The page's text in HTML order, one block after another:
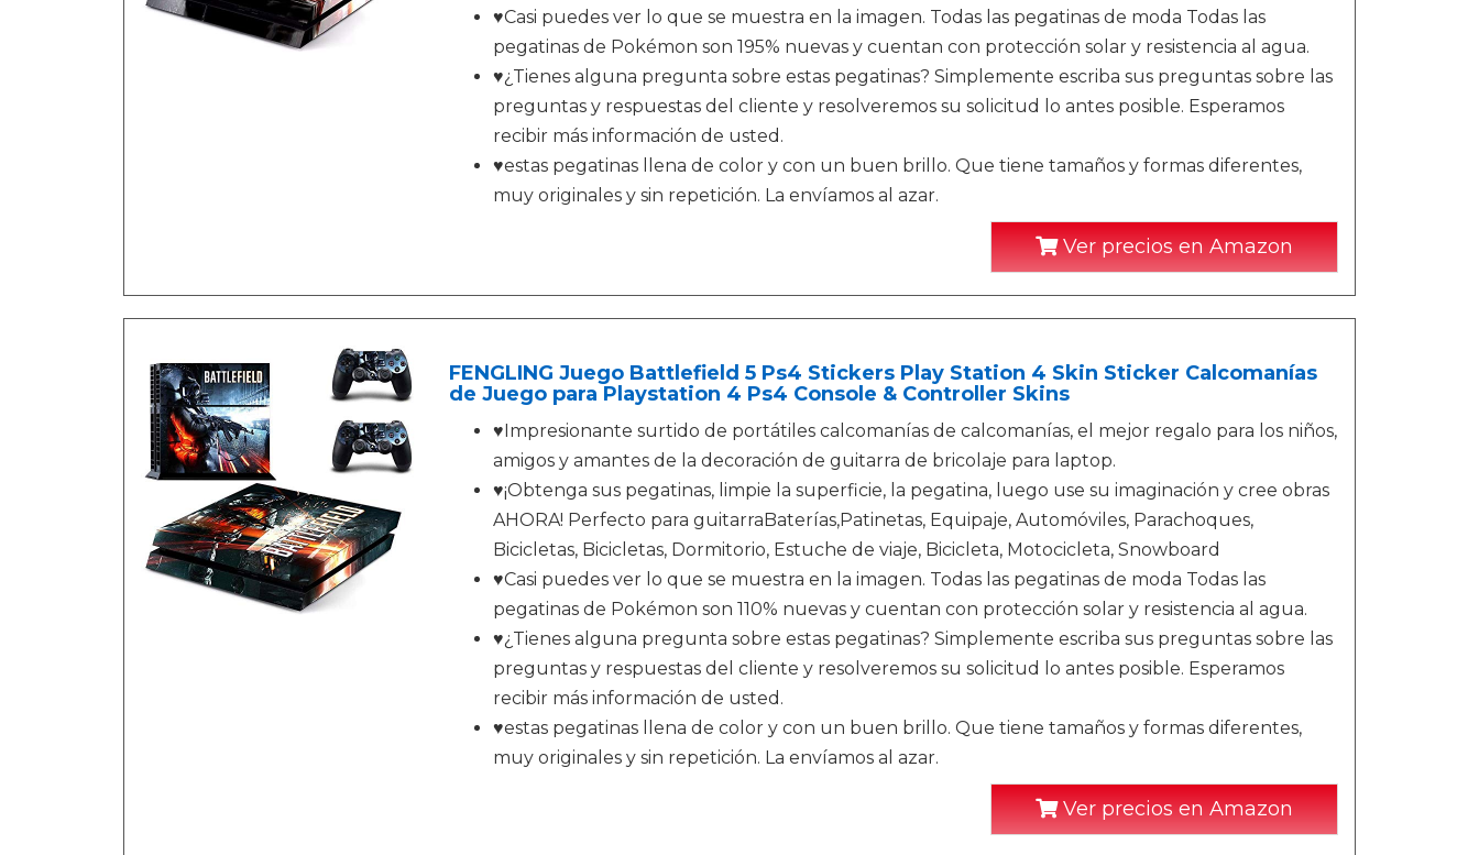
♥Casi puedes ver lo que se muestra en la imagen. Todas las pegatinas de moda Todas las
pegatinas de Pokémon son 195% nuevas y cuentan con protección solar y resistencia al agua.
♥¿Tienes alguna pregunta sobre estas pegatinas? Simplemente escriba sus preguntas sobre las
preguntas y respuestas del cliente y resolveremos su solicitud lo antes posible. Esperamos
recibir más información de usted.
♥estas pegatinas llena de color y con un buen brillo. Que tiene tamaños y formas diferentes,
muy originales y sin repetición. La envíamos al azar.
Ver precios en Amazon
FENGLING Juego Battlefield 5 Ps4 Stickers Play Station 4 Skin Sticker Calcomanías
de Juego para Playstation 4 Ps4 Console & Controller Skins
♥Impresionante surtido de portátiles calcomanías de calcomanías, el mejor regalo para los niños,
amigos y amantes de la decoración de guitarra de bricolaje para laptop.
♥¡Obtenga sus pegatinas, limpie la superficie, la pegatina, luego use su imaginación y cree obras
AHORA! Perfecto para guitarraBaterías,Patinetas, Equipaje, Automóviles, Parachoques,
Bicicletas, Bicicletas, Dormitorio, Estuche de viaje, Bicicleta, Motocicleta, Snowboard
♥Casi puedes ver lo que se muestra en la imagen. Todas las pegatinas de moda Todas las
pegatinas de Pokémon son 110% nuevas y cuentan con protección solar y resistencia al agua.
♥¿Tienes alguna pregunta sobre estas pegatinas? Simplemente escriba sus preguntas sobre las
preguntas y respuestas del cliente y resolveremos su solicitud lo antes posible. Esperamos
recibir más información de usted.
♥estas pegatinas llena de color y con un buen brillo. Que tiene tamaños y formas diferentes,
muy originales y sin repetición. La envíamos al azar.
Ver precios en Amazon